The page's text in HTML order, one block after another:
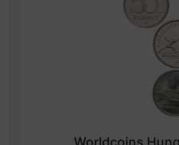
Worldcoins